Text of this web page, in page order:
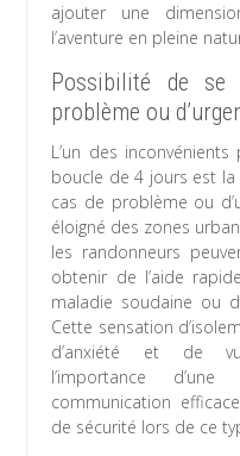
ajouter une
l’aventure en pleine
Possibilité de
problème ou
L’un des
boucle de 4 jours est
cas de problème ou
éloigné des zones
les randonneurs
obtenir de l’aide
maladie soudaine ou
Cette sensation
d’anxiété et de
l’importance
communication
de sécurité lors de ce